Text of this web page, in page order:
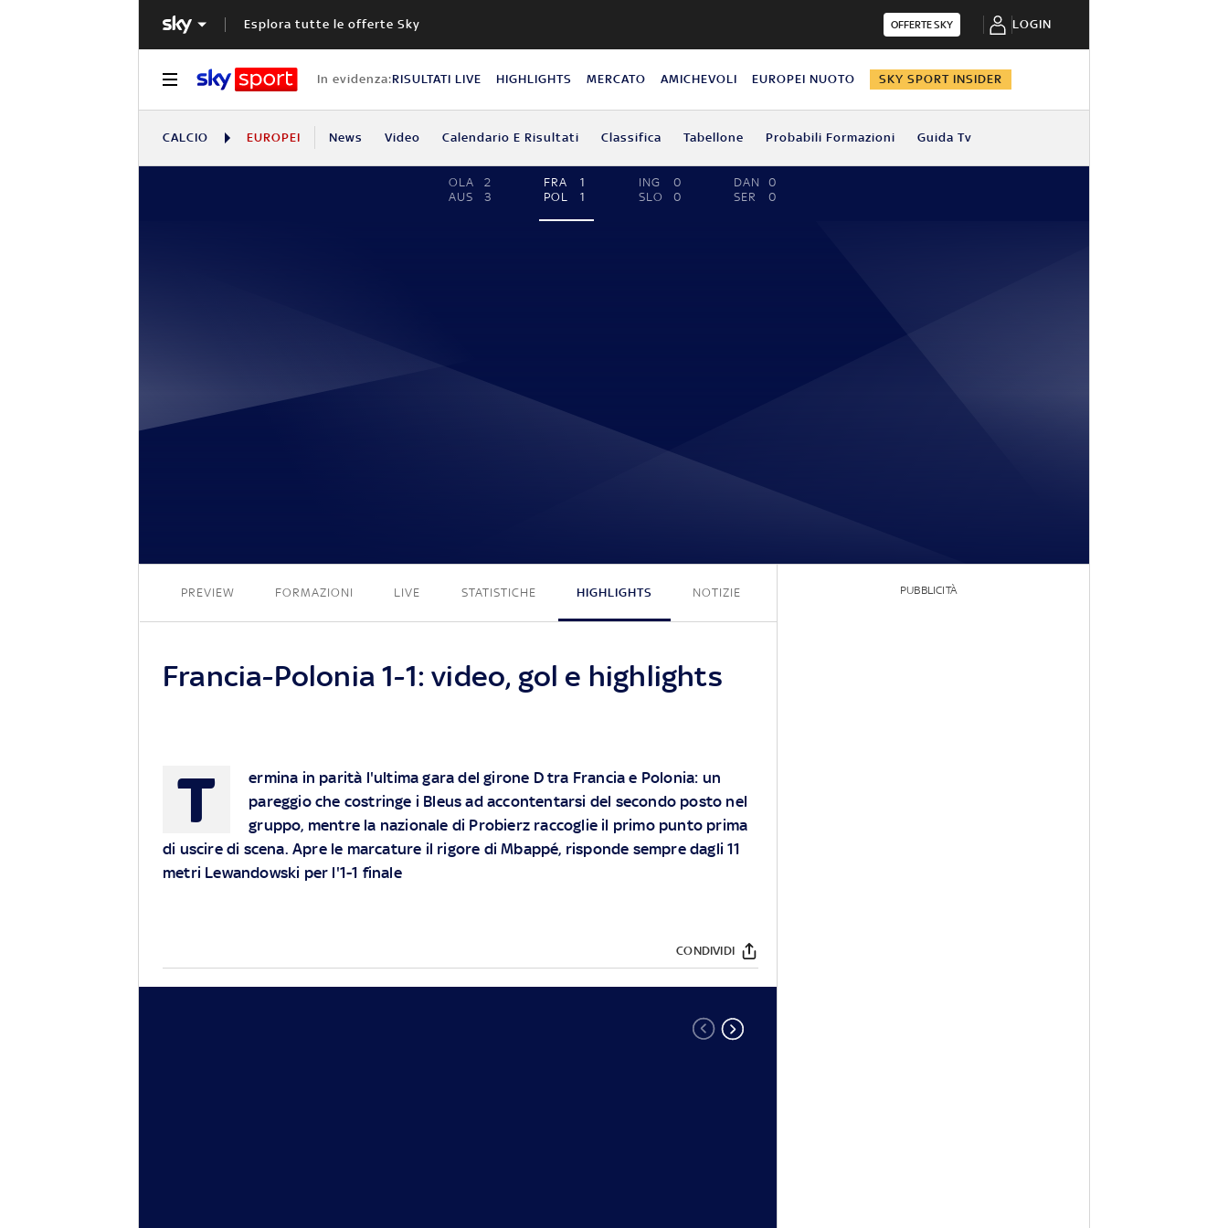
Esplora tutte le offerte Sky OFFERTE SKY LOGIN
In evidenza:RISULTATI LIVE HIGHLIGHTS MERCATO AMICHEVOLI EUROPEI NUOTO SKY SPORT INSIDER
CALCIO EUROPEI News Video Calendario E Risultati Classifica Tabellone Probabili Formazioni Guida Tv
OLA
2
AUS
3
FRA
1
POL
1
ING
0
SLO
0
DAN
0
SER
0
PREVIEW FORMAZIONI LIVE STATISTICHE HIGHLIGHTS NOTIZIE
Francia-Polonia 1-1: video, gol e highlights
T
ermina in parità l'ultima gara del girone D tra Francia e Polonia: un
pareggio che costringe i Bleus ad accontentarsi del secondo posto nel
gruppo, mentre la nazionale di Probierz raccoglie il primo punto prima
di uscire di scena. Apre le marcature il rigore di Mbappé, risponde sempre dagli 11
metri Lewandowski per l'1-1 finale
CONDIVIDI
PUBBLICITÀ